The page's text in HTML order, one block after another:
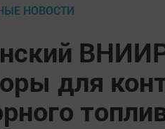
НОВОСТИ
для